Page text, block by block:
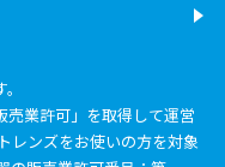
売業許可」を取得して運営
レンズをお使いの方を対象